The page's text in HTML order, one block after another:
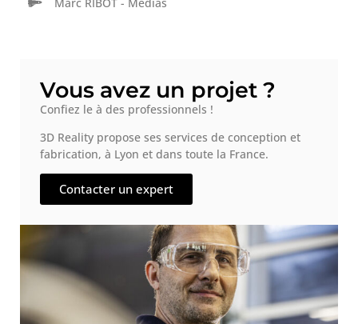
Vous avez un projet ?
Confiez le à des professionnels !
3D Reality propose ses services de conception et
fabrication, à Lyon et dans toute la France.
Contacter un expert